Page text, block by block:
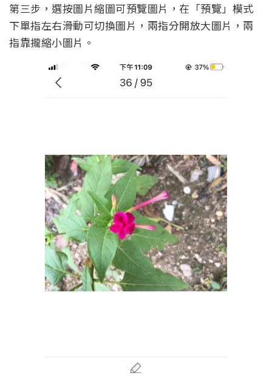
第三步，選按圖片縮圖可預覽圖片，在「預覽」模式
下單指左右滑動可切換圖片，兩指分開放大圖片，兩
指靠攏縮小圖片。